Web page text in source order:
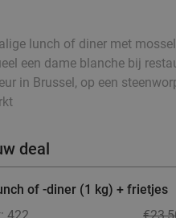
food
12
Regulier
6-gangenlunch of -
Morreale
lunch of diner met
een dame blanche bij
in Brussel, op een
deal
of -diner (1 kg) + frietjes